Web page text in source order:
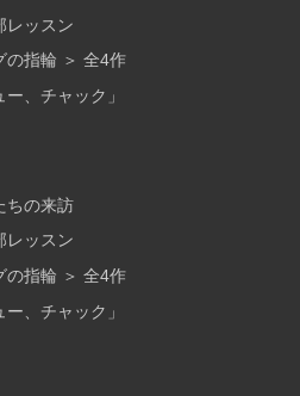
レッスン
の指輪 ＞ 全4作
、チャック」
ちの来訪
レッスン
の指輪 ＞ 全4作
、チャック」